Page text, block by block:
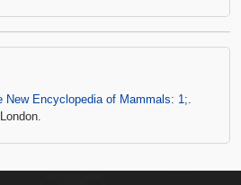
New Encyclopedia of Mammals: 1;.